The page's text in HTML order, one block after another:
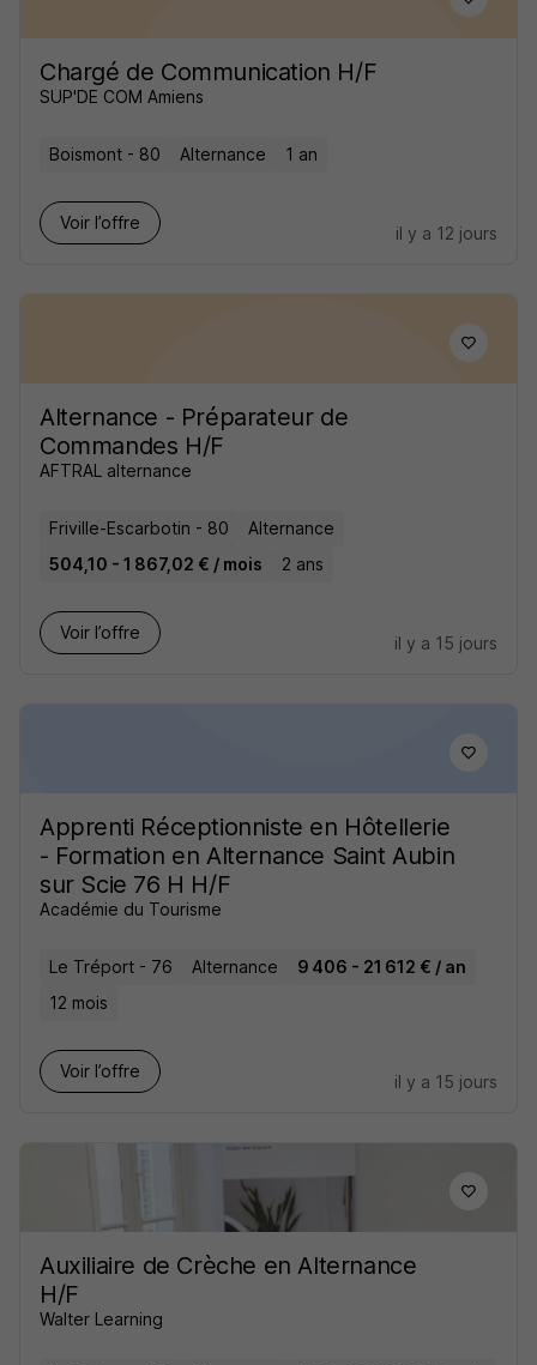
Chargé de Communication H/F
SUP'DE COM Amiens
Boismont - 80 Alternance 1 an
Voir l’offre
il y a 12 jours
Alternance - Préparateur de
Commandes H/F
AFTRAL alternance
Friville-Escarbotin - 80
Alternance
504,10 - 1 867,02 € / mois
2 ans
Voir l’offre
il y a 15 jours
Apprenti Réceptionniste en Hôtellerie
- Formation en Alternance Saint Aubin
sur Scie 76 H H/F
Académie du Tourisme
Le Tréport - 76 Alternance
9 406 - 21 612 € / an
12 mois
Voir l’offre
il y a 15 jours
Auxiliaire de Crèche en Alternance
H/F
Walter Learning